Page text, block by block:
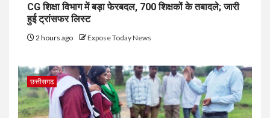
CG शिक्षा विभाग में बड़ा फेरबदल, 700 शिक्षकों के तबादले; जारी
हुई ट्रांसफर लिस्ट
2 hours ago Expose Today News
छत्तीसगढ